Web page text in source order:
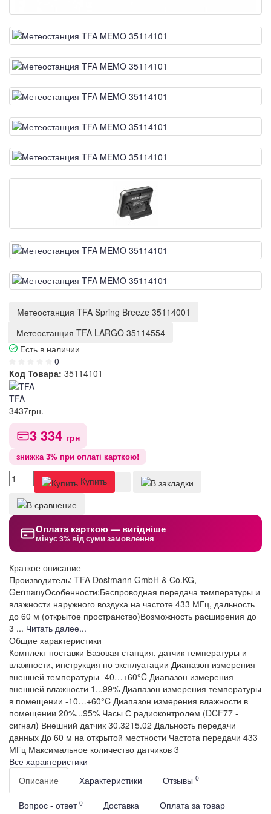
Метеостанция TFA Spring Breeze 35114001
Метеостанция TFA LARGO 35114554
Есть в наличии
0
Код Товара: 35114101
TFA
3437грн.
3 334 грн
знижка 3% при оплаті карткою!
Купить
Оплата карткою — вигідніше
мінус 3% від суми замовлення
Краткое описание
Производитель: TFA Dostmann GmbH & Co.KG,
GermanyОсобенности:Беспроводная передача температуры и
влажности наружного воздуха на частоте 433 МГц, дальность
до 60 м (открытое пространство)Возможность расширения до
3 ... Читать далее...
Общие характеристики
Комплект поставки Базовая станция, датчик температуры и
влажности, инструкция по эксплуатации Диапазон измерения
внешней температуры -40…+60°C Диапазон измерения
внешней влажности 1...99% Диапазон измерения температуры
в помещении -10…+60°C Диапазон измерения влажности в
помещении 20%...95% Часы С радиоконтролем (DCF77 -
сигнал) Внешний датчик 30.3215.02 Дальность передачи
данных До 60 м на открытой местности Частота передачи 433
МГц Максимальное количество датчиков 3
Все характеристики
Описание
Характеристики Отзывы 0
Вопрос - ответ 0 Доставка Оплата за товар